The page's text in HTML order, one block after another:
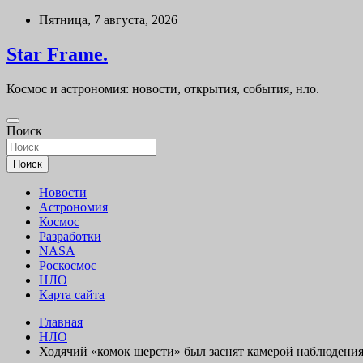
Перейти
содержимому
Пятница, 7 августа, 2026
Star Frame.
Космос и астрономия: новости, открытия, события, нло.
Поиск
Поиск
Новости
Астрономия
Космос
Разработки
NASA
Роскосмос
НЛО
Карта сайта
Главная
НЛО
Ходячий «комок шерсти» был заснят камерой наблюдения